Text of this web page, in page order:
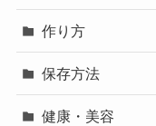
作り方
保存方法
健康・美容